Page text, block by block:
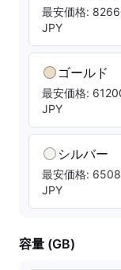
最安価格:
JPY
ゴールド
最安価格:
JPY
シルバー
最安価格:
JPY
容量 (GB)